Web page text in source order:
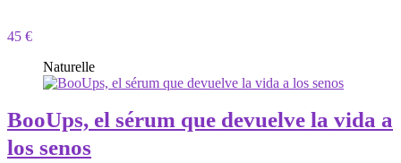
45 €
Naturelle
BooUps, el sérum que devuelve la vida a
los senos